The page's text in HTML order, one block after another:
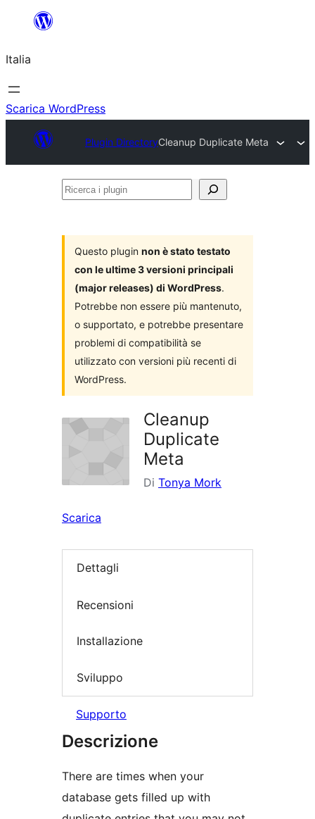
contenuto
Italia
Scarica WordPress
Plugin DirectoryCleanup Duplicate Meta
Ricerca
Questo plugin non è stato testato
con le ultime 3 versioni principali
(major releases) di WordPress.
Potrebbe non essere più mantenuto,
o supportato, e potrebbe presentare
problemi di compatibilità se
utilizzato con versioni più recenti di
WordPress.
Cleanup
Duplicate
Meta
Di Tonya Mork
Scarica
Dettagli
Recensioni
Installazione
Sviluppo
Supporto
Descrizione
There are times when your
database gets filled up with